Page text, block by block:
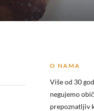
O NAMA
Više od 30
negujemo
prepoznatljiv